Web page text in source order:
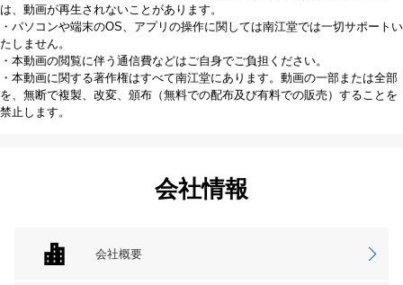
は、動画が再生されないことがあります。
・パソコンや端末のOS、アプリの操作に関しては南江堂では一切サポートい
たしません。
・本動画の閲覧に伴う通信費などはご自身でご負担ください。
・本動画に関する著作権はすべて南江堂にあります。動画の一部または全部
を、無断で複製、改変、頒布（無料での配布及び有料での販売）することを
禁止します。
会社情報
会社概要